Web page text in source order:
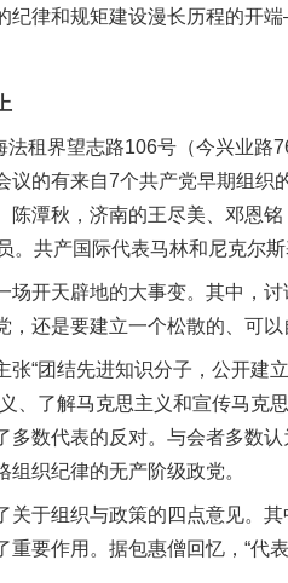
纪律和规矩建设漫长历程的开
界望志路106号（今兴业路
的有来自7个共产党早期组织
潭秋，济南的王尽美、邓恩
共产国际代表马林和尼克尔斯
开天辟地的大事变。其中，讨
还是要建立一个松散的、可以
团结先进知识分子，公开建
、了解马克思主义和宣传马克
数代表的反对。与会者多数
织纪律的无产阶级政党。
组织与政策的四点意见。其
要作用。据包惠僧回忆，“代